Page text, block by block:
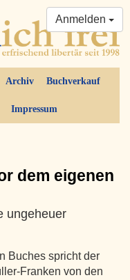
Archiv Buchverkauf
Impressum
Anmelden
dem eigenen
ungeheuer
Buches spricht der
Franken von den